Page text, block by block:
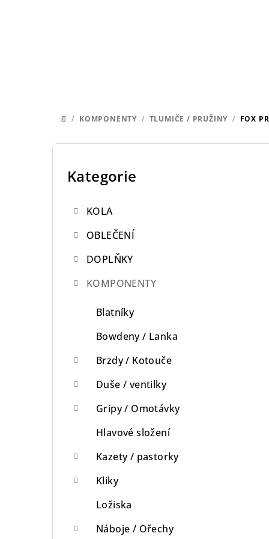
DOMŮ
/ KOMPONENTY / TLUMIČE / PRUŽINY / FOX
P
Přeskočit
kategorie
Kategorie
KOLA
OBLEČENÍ
DOPLŇKY
KOMPONENTY
Blatníky
Bowdeny / Lanka
Brzdy / Kotouče
Duše / ventilky
Gripy / Omotávky
Hlavové složení
Kazety / pastorky
Kliky
Ložiska
Náboje / Ořechy